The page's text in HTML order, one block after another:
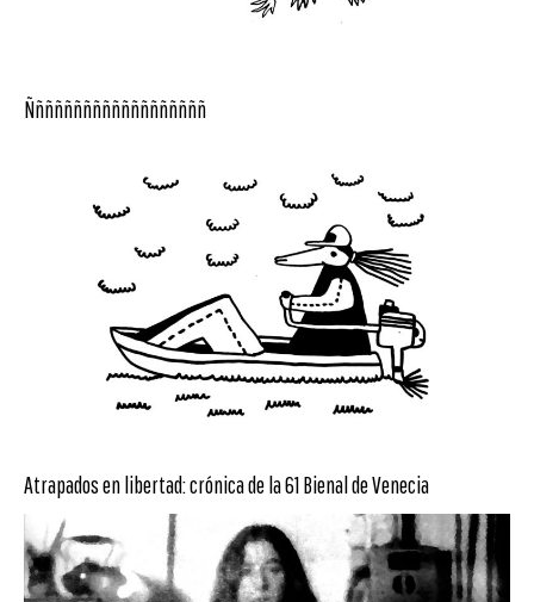
Ñññññññññññññññññññ
Atrapados en libertad: crónica de la 61 Bienal de Venecia